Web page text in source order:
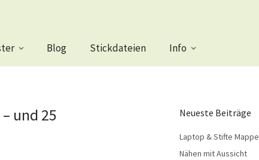
Blog Stickdateien Info
und 25
Neueste Beiträge
Laptop & Stifte Mappe
Nähen mit Aussicht